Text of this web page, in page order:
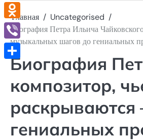
Главная
Uncategorised
Биография Петра Ильича
музыкальных шагов до гениальных
Биография
композитор,
гениальных
WhatsApp
Odnoklassniki
Viber
Отправить